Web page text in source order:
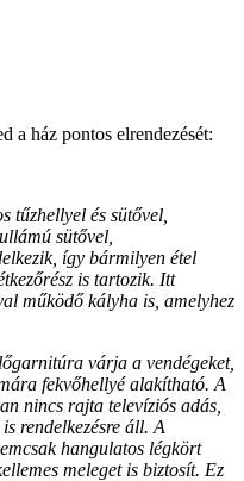
a ház pontos elrendezését:
tűzhellyel és sütővel,
sütővel,
így bármilyen étel
is tartozik. Itt
működő kályha is, amelyhez
várja a vendégeket,
fekvőhellyé alakítható. A
nincs rajta televíziós adás,
rendelkezésre áll. A
hangulatos légkört
meleget is biztosít. Ez